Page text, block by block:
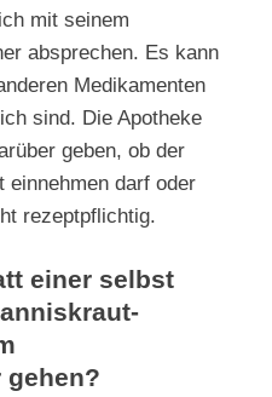
mit seinem
absprechen. Es kann
Medikamenten
sind. Die Apotheke
geben, ob der
einnehmen darf oder
rezeptpflichtig.
einer selbst
gehen?